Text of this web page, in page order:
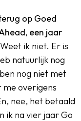
op Goed
een jaar
ik niet. Er is
natuurlijk nog
nog niet met
me overigens
nee, het betaald
ik na vier jaar Go